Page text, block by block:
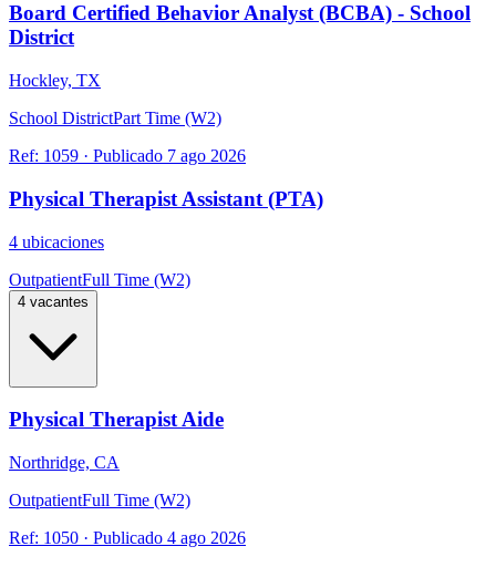
Board Certified Behavior Analyst (BCBA) - School
District
Hockley, TX
School DistrictPart Time (W2)
Ref: 1059 · Publicado 7 ago 2026
Physical Therapist Assistant (PTA)
4 ubicaciones
OutpatientFull Time (W2)
4 vacantes
Physical Therapist Aide
Northridge, CA
OutpatientFull Time (W2)
Ref: 1050 · Publicado 4 ago 2026